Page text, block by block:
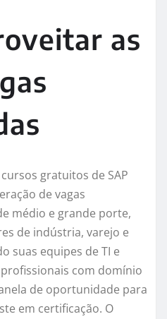
as
gratuitos de SAP
de vagas
médio e grande porte,
de indústria, varejo e
suas equipes de TI e
com domínio
de oportunidade para
em certificação. O